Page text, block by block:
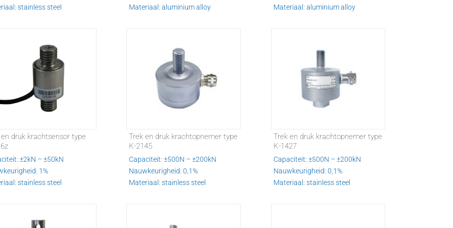
stainless steel
Materiaal: aluminium alloy
Materiaal: aluminium alloy
druk krachtsensor type
±2kN – ±50kN
1%
stainless steel
Trek en druk krachtopnemer type
K-2145
Capaciteit: ±500N – ±200kN
Nauwkeurigheid: 0,1%
Materiaal: stainless steel
Trek en druk krachtopnemer type
K-1427
Capaciteit: ±500N – ±200kN
Nauwkeurigheid: 0,1%
Materiaal: stainless steel